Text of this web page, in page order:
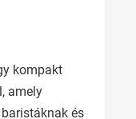
kompakt
amely
és